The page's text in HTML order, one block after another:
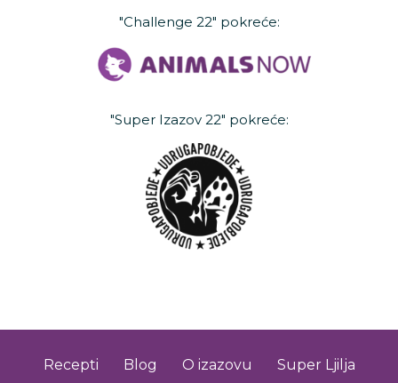
"Challenge 22" pokreće:
"Super Izazov 22" pokreće:
Recepti Blog O izazovu Super Ljilja